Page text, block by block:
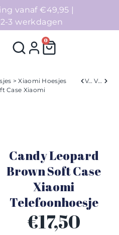
vanaf €49,95 |
3 werkdagen
0
>Xiaomi Hoesjes
Case Xiaomi
Verleden Volgend
Candy Leopard
Brown Soft Case
Xiaomi
Telefoonhoesje
€17,50